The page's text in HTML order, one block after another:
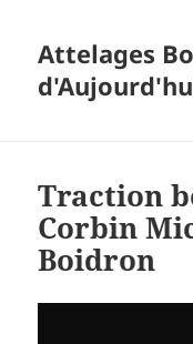
Attelages
Traction
Corbin
Boidron